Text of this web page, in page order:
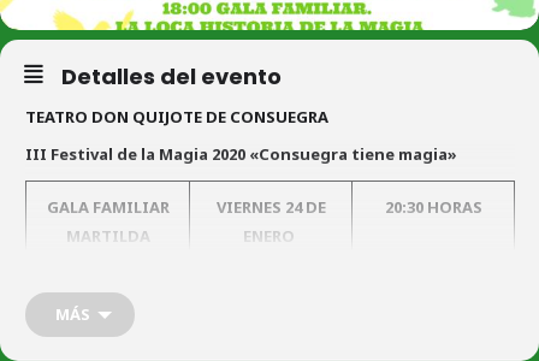
Detalles del evento
TEATRO DON QUIJOTE DE CONSUEGRA
III Festival de la Magia 2020 «Consuegra tiene magia»
GALA FAMILIAR
MARTILDA
VIERNES 24 DE
ENERO
20:30 HORAS
ESTRELLAS
DE LA MAGIA
MÁS